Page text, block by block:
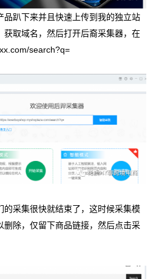
品趴下来并且快速上传到我的独立站
获取域名，然后打开后裔采集器，在
search?q=
的采集很快就结束了，这时候采集模
删除，仅留下商品链接，然后点击采